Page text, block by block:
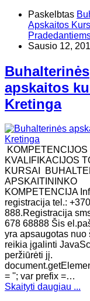
Paskelbtas
Apskaitos
Sausio 12,
Buhalterinės
apskaitos
Kretinga
KOMPETENCIJOS
KVALIFIKACIJOS
KURSAI
APSKAITININKO
KOMPETENCIJA
registracija tel.:
888.Registracija
678 68888 Šis
yra apsaugotas nuo
reikia įgalinti
peržiūrėti jį.
= ''; var prefix =…
Skaityti daugiau ...